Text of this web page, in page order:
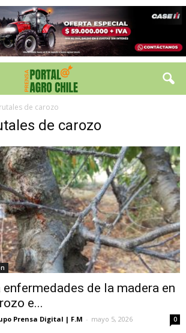
de carozo
de carozo
de la madera en
e...
Prensa Digital | F.M - mayo 5, 2026 0